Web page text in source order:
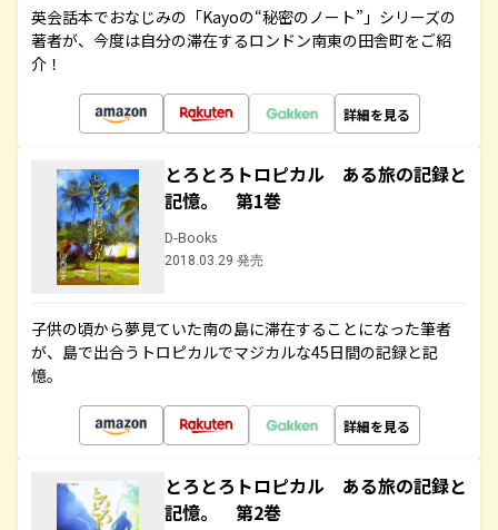
英会話本でおなじみの「Kayoの“秘密のノート”」シリーズの
著者が、今度は自分の滞在するロンドン南東の田舎町をご紹
介！
詳細を見る
とろとろトロピカル ある旅の記録と
記憶。 第1巻
D-Books
2018.03.29 発売
子供の頃から夢見ていた南の島に滞在することになった筆者
が、島で出合うトロピカルでマジカルな45日間の記録と記
憶。
詳細を見る
とろとろトロピカル ある旅の記録と
記憶。 第2巻